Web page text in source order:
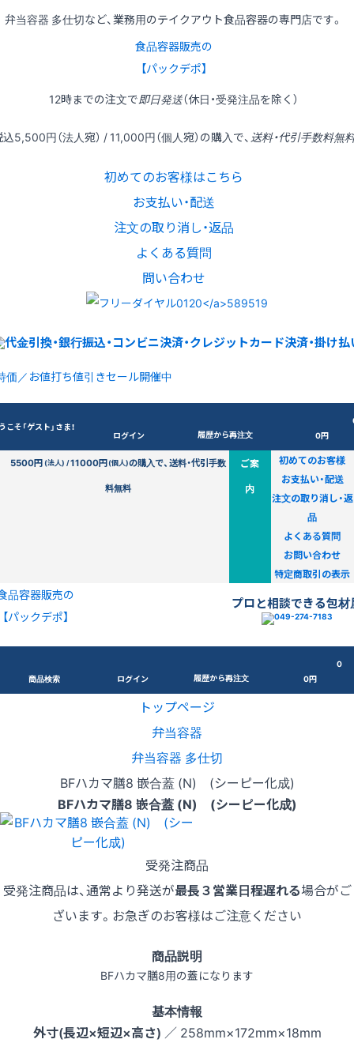
弁当容器 多仕切など、業務用のテイクアウト食品容器の専門店です。
食品容器販売の
【パックデポ】
12時までの注文で即日発送（休日・受発注品を除く）
込5,500円（法人宛） / 11,000円（個人宛）の購入で、 送料・代引手数料無
初めてのお客様はこちら
お支払い・配送
注文の取り消し・返品
よくある質問
問い合わせ
価／お値打ち値引きセール開催中
こそ「ゲスト」さま！
ログイン 履歴から再注文
0円
5500円(法人) /11000円(個人)の購入で、送料・代引手数
料無料
ご案
内
初めてのお客様
お支払い・配送
注文の取り消し・返
品
よくある質問
お問い合わせ
特定商取引の表示
品容器販売の
【パックデポ】
プロと相談できる包材
商品検索 ログイン 履歴から再注文
0
0円
トップページ
弁当容器
弁当容器 多仕切
BFハカマ膳8 嵌合蓋 (N) (シーピー化成)
BFハカマ膳8 嵌合蓋 (N) (シーピー化成)
受発注商品
受発注商品は、通常より発送が最長３営業日程遅れる場合がご
ざいます。お急ぎのお客様はご注意ください
商品説明
BFハカマ膳8用の蓋になります
基本情報
外寸(長辺×短辺×高さ) ／ 258mm×172mm×18mm